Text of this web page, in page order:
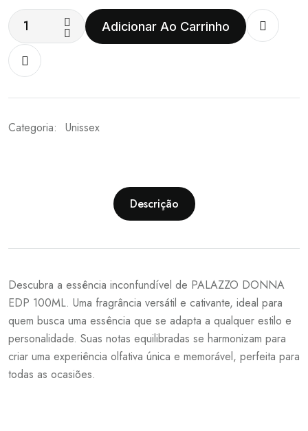
Adicionar Ao Carrinho
Categoria: Unissex
Descrição
Descubra a essência inconfundível de PALAZZO DONNA
EDP 100ML. Uma fragrância versátil e cativante, ideal para
quem busca uma essência que se adapta a qualquer estilo e
personalidade. Suas notas equilibradas se harmonizam para
criar uma experiência olfativa única e memorável, perfeita para
todas as ocasiões.